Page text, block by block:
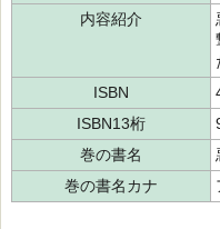
内容紹介
ISBN
ISBN13桁
巻の書名
巻の書名カナ